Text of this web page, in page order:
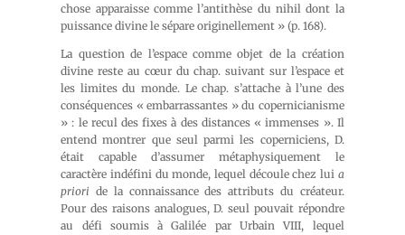
chose apparaisse comme l’antithèse du nihil dont la
puissance divine le sépare originellement » (p. 168).
La question de l’espace comme objet de la création
divine reste au cœur du chap. suivant sur l’espace et
les limites du monde. Le chap. s’attache à l’une des
conséquences « embarrassantes » du copernicianisme
» : le recul des fixes à des distances « immenses ». Il
entend montrer que seul parmi les coperniciens, D.
était capable d’assumer métaphysiquement le
caractère indéfini du monde, lequel découle chez lui a
priori de la connaissance des attributs du créateur.
Pour des raisons analogues, D. seul pouvait répondre
au défi soumis à Galilée par Urbain VIII, lequel